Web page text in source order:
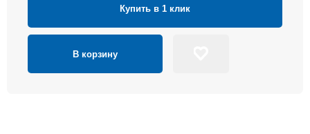
Купить в 1 клик
В корзину